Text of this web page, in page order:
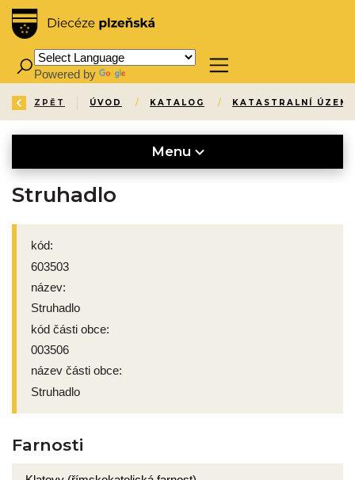
Powered by
ZPĚT ÚVOD / KATALOG / KATASTRALNÍ ÚZEMÍ
Menu
Struhadlo
kód:
603503
název:
Struhadlo
kód části obce:
003506
název části obce:
Struhadlo
Farnosti